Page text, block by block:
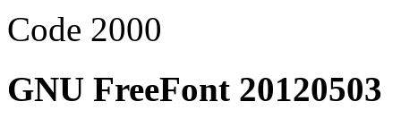
Code 2000
GNU FreeFont 20120503